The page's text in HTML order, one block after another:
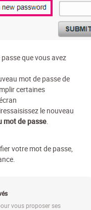
que vous avez
mot de passe de
certaines
le nouveau
mot de passe.
votre mot de passe,
vous proposer ses